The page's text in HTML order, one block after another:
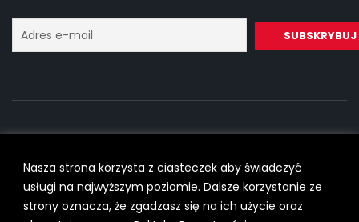
Nasza strona korzysta z ciasteczek aby świadczyć
usługi na najwyższym poziomie. Dalsze korzystanie ze
strony oznacza, że zgadzasz się na ich użycie oraz
Copyright © 2022 SilesiaRunner.pl ITrener biegania
Reserved.